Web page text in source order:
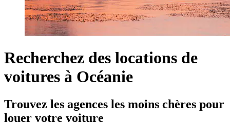
Recherchez des locations de
voitures à Océanie
Trouvez les agences les moins chères pour
louer votre voiture